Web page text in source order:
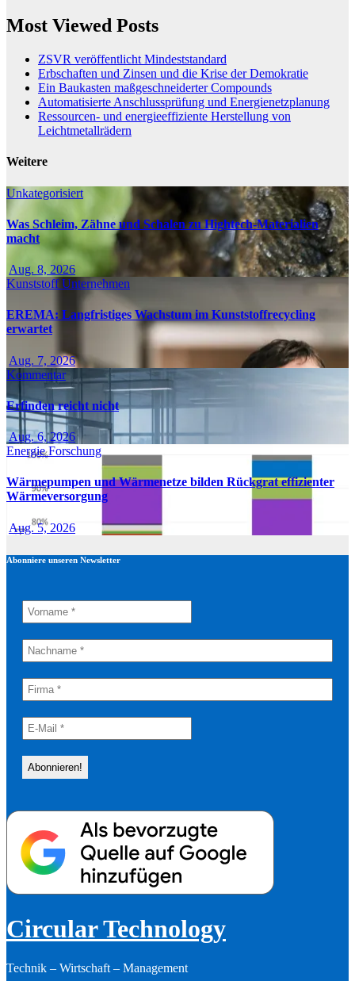
Most Viewed Posts
ZSVR veröffentlicht Mindeststandard
Erbschaften und Zinsen und die Krise der Demokratie
Ein Baukasten maßgeschneiderter Compounds
Automatisierte Anschlussprüfung und Energienetzplanung
Ressourcen- und energieeffiziente Herstellung von
Leichtmetallrädern
Weitere
Unkategorisiert
Was Schleim, Zähne und Schalen zu Hightech-Materialien
macht
Aug. 8, 2026
KunststoffUnternehmen
EREMA: Langfristiges Wachstum im Kunststoffrecycling
erwartet
Aug. 7, 2026
Kommentar
Erfinden reicht nicht
Aug. 6, 2026
EnergieForschung
Wärmepumpen und Wärmenetze bilden Rückgrat effizienter
Wärmeversorgung
Aug. 5, 2026
Abonniere unseren Newsletter
Circular Technology
Technik – Wirtschaft – Management